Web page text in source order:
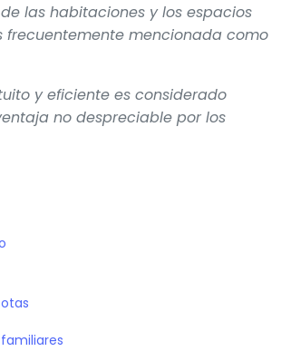
las habitaciones y los espacios
frecuentemente mencionada como
y eficiente es considerado
no despreciable por los